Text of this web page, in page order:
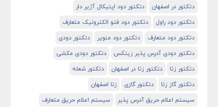
دتکتور در اصفهان
دتکتور دود اپتیکال آژیر دار
دتکتور دود راول
دتکتور دود فتو الکترونیک متعارف
دتکتور دود متعارف
دتکتور دود منویر
دتکتور دودی
دتکتور دودی آدرس پذیر زیتکس
دتکتور دودی مکشی
دتکتور زتا
دتکتور زتا در اصفهان
دتکتور شعله
دتکتور گاز زتا
دتکتور گازی
زتا اصفهان
سیستم اعلام حریق آدرس پذیر
سیستم اعلام حریق متعارف